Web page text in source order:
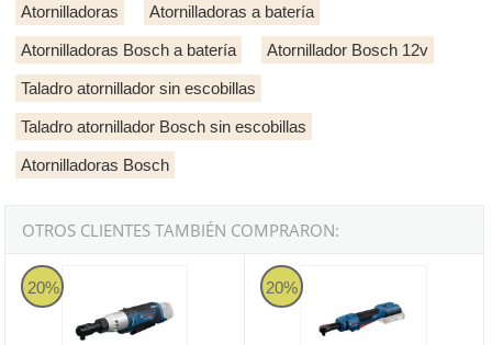
Atornilladoras Atornilladoras a batería
Atornilladoras Bosch a batería Atornillador Bosch 12v
Taladro atornillador sin escobillas
Taladro atornillador Bosch sin escobillas
Atornilladoras Bosch
OTROS CLIENTES TAMBIÉN COMPRARON:
20%
Bosch GRC 12V-60 3/8 SN Professional - Llave de carraca a
20%
Bosch GRC 18V-60 - Llave de